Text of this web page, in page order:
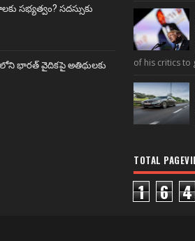
సభ్యత్వం? సదస్సుకు
భారత్ వైదికపై అతిథులకు
of his critics to
TOTAL
1 6 4